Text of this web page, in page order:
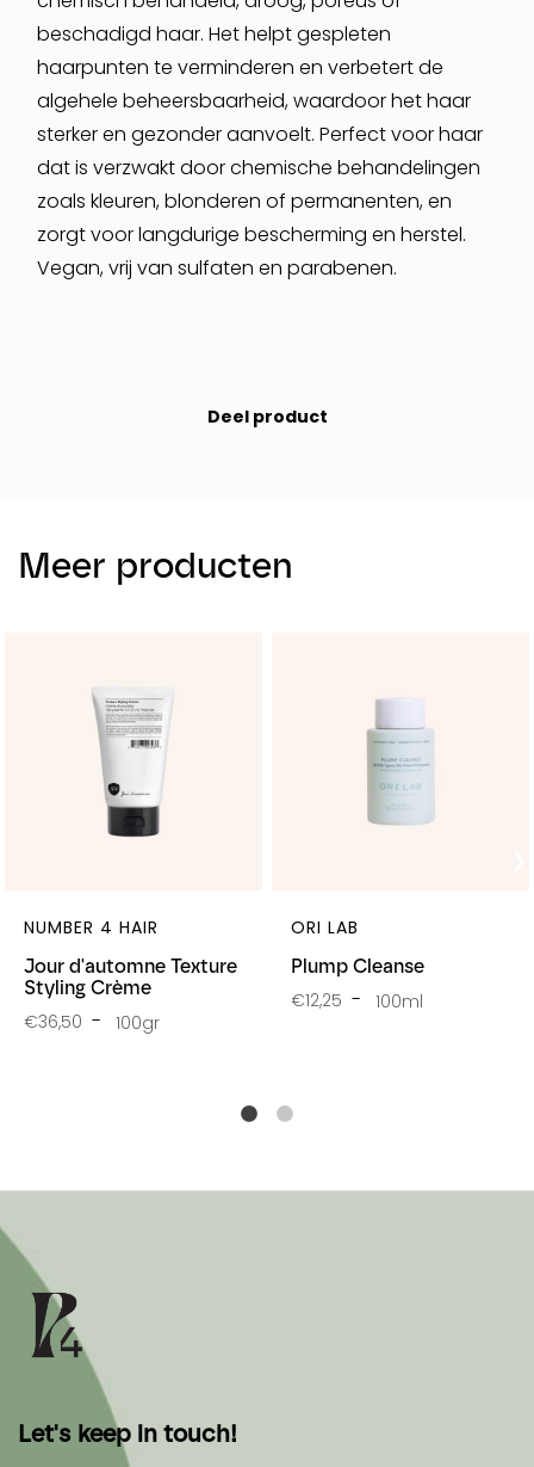
beschadigd haar. Het helpt gespleten
haarpunten te verminderen en verbetert de
algehele beheersbaarheid, waardoor het haar
sterker en gezonder aanvoelt. Perfect voor haar
dat is verzwakt door chemische behandelingen
zoals kleuren, blonderen of permanenten, en
zorgt voor langdurige bescherming en herstel.
Vegan, vrij van sulfaten en parabenen.
Deel product
Meer producten
Jour d'automne Texture
Styling Crème
NUMBER 4 HAIR
€36,50 100gr
Plump Cleanse
ORI LAB
€12,25 100ml
Let's keep in touch!